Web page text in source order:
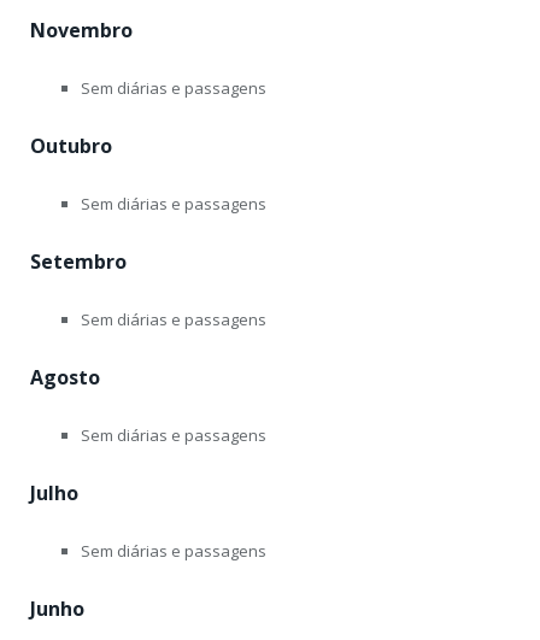
Novembro
Sem diárias e passagens
Outubro
Sem diárias e passagens
Setembro
Sem diárias e passagens
Agosto
Sem diárias e passagens
Julho
Sem diárias e passagens
Junho